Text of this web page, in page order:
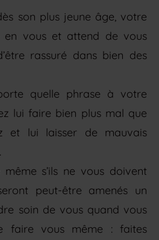
son plus jeune âge, votre
en vous et attend de vous
rassuré dans bien des
quelle phrase à votre
lui faire bien plus mal que
et lui laisser de mauvais
s’ils ne vous doivent
peut-être amenés un
soin de vous quand vous
faire vous même : faites